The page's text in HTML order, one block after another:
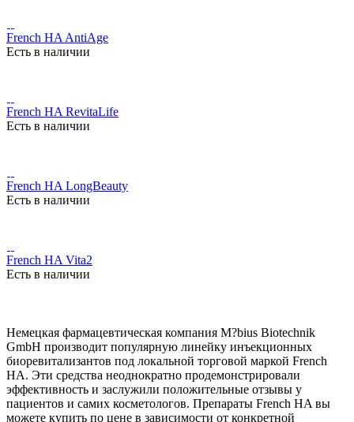
French HA AntiAge
Есть в наличии
French HA RevitaLife
Есть в наличии
French HA LongBeauty
Есть в наличии
French HA Vita2
Есть в наличии
Немецкая фармацевтическая компания M?bius Biotechnik
GmbH производит популярную линейку инъекционных
биоревитализантов под локальной торговой маркой French
HA. Эти средства неоднократно продемонстрировали
эффективность и заслужили положительные отзывы у
пациентов и самих косметологов. Препараты French HA вы
можете купить по цене в зависимости от конкретной